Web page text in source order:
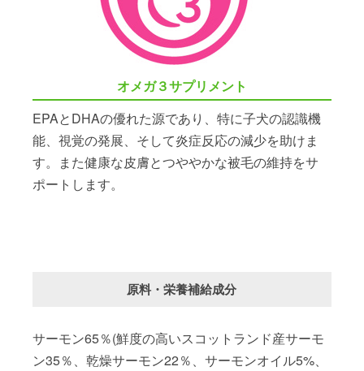
オメガ３サプリメント
EPAとDHAの優れた源であり、特に子犬の認識機
能、視覚の発展、そして炎症反応の減少を助けま
す。また健康な皮膚とつややかな被毛の維持をサ
ポートします。
原料・栄養補給成分
サーモン65％(鮮度の高いスコットランド産サーモ
ン35％、乾燥サーモン22％、サーモンオイル5%、